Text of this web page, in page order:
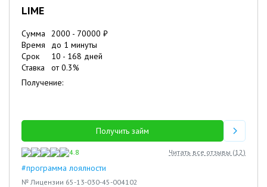
LIME
Сумма 2000 - 70000 ₽
Время
до 1 минуты
Срок
10 - 168 дней
Ставка
от0.3%
Получение:
Получить займ
4.8 Читать все отзывы (12)
#программа лоялности
№ Лицензии 65-13-030-45-004102